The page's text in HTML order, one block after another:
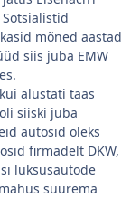
mõned aastad
siis juba EMW
alustati taas
siiski juba
autosid oleks
firmadelt DKW,
luksusautode
suurema